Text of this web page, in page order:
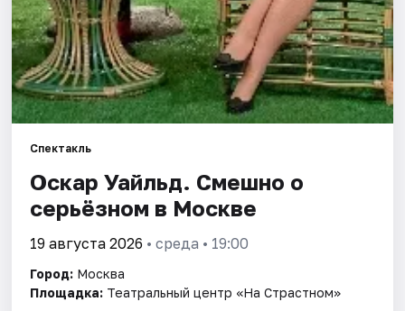
Спектакль
Оскар Уайльд. Смешно о
серьёзном в Москве
19 августа 2026 • среда • 19:00
Город: Москва
Площадка: Театральный центр «На Страстном»